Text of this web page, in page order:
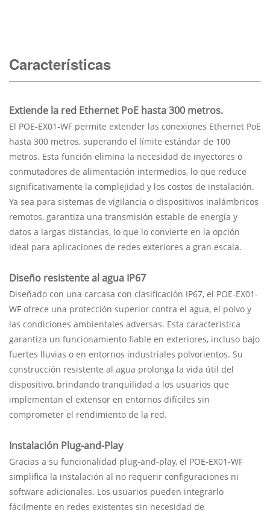
Características
Extiende la red Ethernet PoE hasta 300 metros.
El POE-EX01-WF permite extender las conexiones Ethernet PoE
hasta 300 metros, superando el límite estándar de 100
metros. Esta función elimina la necesidad de inyectores o
conmutadores de alimentación intermedios, lo que reduce
significativamente la complejidad y los costos de instalación.
Ya sea para sistemas de vigilancia o dispositivos inalámbricos
remotos, garantiza una transmisión estable de energía y
datos a largas distancias, lo que lo convierte en la opción
ideal para aplicaciones de redes exteriores a gran escala.
Diseño resistente al agua IP67
Diseñado con una carcasa con clasificación IP67, el POE-EX01-
WF ofrece una protección superior contra el agua, el polvo y
las condiciones ambientales adversas. Esta característica
garantiza un funcionamiento fiable en exteriores, incluso bajo
fuertes lluvias o en entornos industriales polvorientos. Su
construcción resistente al agua prolonga la vida útil del
dispositivo, brindando tranquilidad a los usuarios que
implementan el extensor en entornos difíciles sin
comprometer el rendimiento de la red.
Instalación Plug-and-Play
Gracias a su funcionalidad plug-and-play, el POE-EX01-WF
simplifica la instalación al no requerir configuraciones ni
software adicionales. Los usuarios pueden integrarlo
fácilmente en redes existentes sin necesidad de